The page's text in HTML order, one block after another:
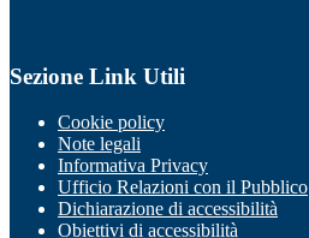
Sezione Link Utili
Cookie policy
Note legali
Informativa Privacy
Ufficio Relazioni con il Pubblico
Dichiarazione di accessibilità
Obiettivi di accessibilità